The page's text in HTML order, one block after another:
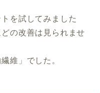
を試してみました
の改善は見られませ
維」でした。